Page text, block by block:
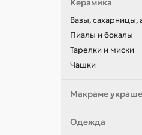
Керамика
Вазы, сахарницы,
Пиалы и бокалы
Тарелки и миски
Чашки
Макраме
Одежда